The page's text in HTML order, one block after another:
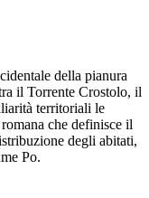
della pianura
il Torrente Crostolo, il
territoriali le
che definisce il
degli abitati,
Po.